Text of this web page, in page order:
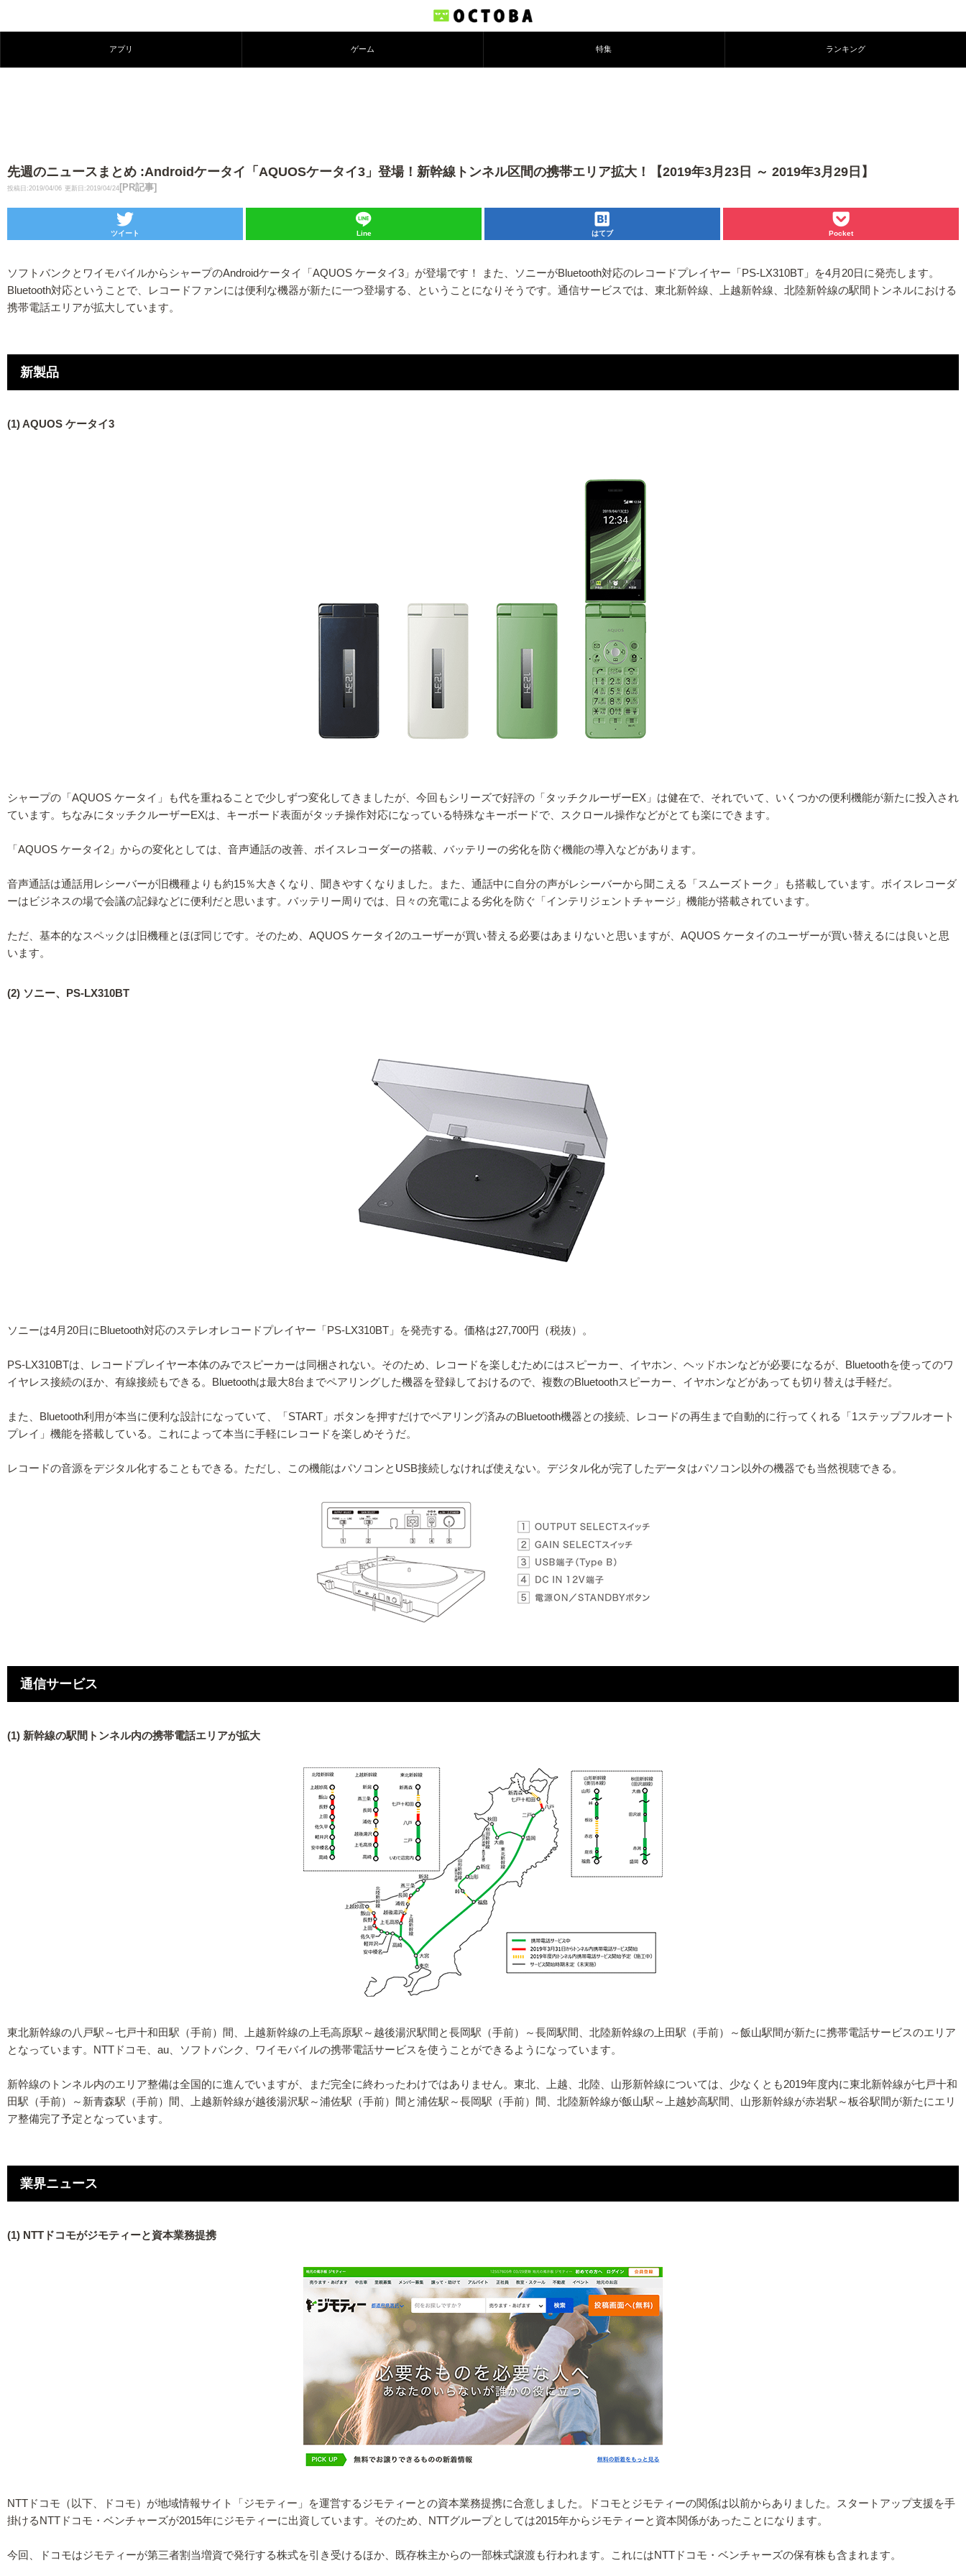
アプリ ゲーム 特集 ランキング
先週のニュースまとめ :Androidケータイ「AQUOSケータイ3」登場！新幹線トンネル区間の携帯エリア拡大！【2019年3月23日 ～ 2019年3月29日】
投稿日:2019/04/06 更新日:2019/04/24 [PR記事]
ツイート Line はてブ Pocket
ソフトバンクとワイモバイルからシャープのAndroidケータイ「AQUOS ケータイ3」が登場です！ また、ソニーがBluetooth対応のレコードプレイヤー「PS-LX310BT」を4月20日に発売します。
Bluetooth対応ということで、レコードファンには便利な機器が新たに一つ登場する、ということになりそうです。通信サービスでは、東北新幹線、上越新幹線、北陸新幹線の駅間トンネルにおける
携帯電話エリアが拡大しています。
新製品
(1) AQUOS ケータイ3
シャープの「AQUOS ケータイ」も代を重ねることで少しずつ変化してきましたが、今回もシリーズで好評の「タッチクルーザーEX」は健在で、それでいて、いくつかの便利機能が新たに投入され
ています。ちなみにタッチクルーザーEXは、キーボード表面がタッチ操作対応になっている特殊なキーボードで、スクロール操作などがとても楽にできます。
「AQUOS ケータイ2」からの変化としては、音声通話の改善、ボイスレコーダーの搭載、バッテリーの劣化を防ぐ機能の導入などがあります。
音声通話は通話用レシーバーが旧機種よりも約15％大きくなり、聞きやすくなりました。また、通話中に自分の声がレシーバーから聞こえる「スムーズトーク」も搭載しています。ボイスレコーダ
ーはビジネスの場で会議の記録などに便利だと思います。バッテリー周りでは、日々の充電による劣化を防ぐ「インテリジェントチャージ」機能が搭載されています。
ただ、基本的なスペックは旧機種とほぼ同じです。そのため、AQUOS ケータイ2のユーザーが買い替える必要はあまりないと思いますが、AQUOS ケータイのユーザーが買い替えるには良いと思
います。
(2) ソニー、PS-LX310BT
ソニーは4月20日にBluetooth対応のステレオレコードプレイヤー「PS-LX310BT」を発売する。価格は27,700円（税抜）。
PS-LX310BTは、レコードプレイヤー本体のみでスピーカーは同梱されない。そのため、レコードを楽しむためにはスピーカー、イヤホン、ヘッドホンなどが必要になるが、Bluetoothを使ってのワ
イヤレス接続のほか、有線接続もできる。Bluetoothは最大8台までペアリングした機器を登録しておけるので、複数のBluetoothスピーカー、イヤホンなどがあっても切り替えは手軽だ。
また、Bluetooth利用が本当に便利な設計になっていて、「START」ボタンを押すだけでペアリング済みのBluetooth機器との接続、レコードの再生まで自動的に行ってくれる「1ステップフルオート
プレイ」機能を搭載している。これによって本当に手軽にレコードを楽しめそうだ。
レコードの音源をデジタル化することもできる。ただし、この機能はパソコンとUSB接続しなければ使えない。デジタル化が完了したデータはパソコン以外の機器でも当然視聴できる。
通信サービス
(1) 新幹線の駅間トンネル内の携帯電話エリアが拡大
東北新幹線の八戸駅～七戸十和田駅（手前）間、上越新幹線の上毛高原駅～越後湯沢駅間と長岡駅（手前）～長岡駅間、北陸新幹線の上田駅（手前）～飯山駅間が新たに携帯電話サービスのエリア
となっています。NTTドコモ、au、ソフトバンク、ワイモバイルの携帯電話サービスを使うことができるようになっています。
新幹線のトンネル内のエリア整備は全国的に進んでいますが、まだ完全に終わったわけではありません。東北、上越、北陸、山形新幹線については、少なくとも2019年度内に東北新幹線が七戸十和
田駅（手前）～新青森駅（手前）間、上越新幹線が越後湯沢駅～浦佐駅（手前）間と浦佐駅～長岡駅（手前）間、北陸新幹線が飯山駅～上越妙高駅間、山形新幹線が赤岩駅～板谷駅間が新たにエリ
ア整備完了予定となっています。
業界ニュース
(1) NTTドコモがジモティーと資本業務提携
NTTドコモ（以下、ドコモ）が地域情報サイト「ジモティー」を運営するジモティーとの資本業務提携に合意しました。ドコモとジモティーの関係は以前からありました。スタートアップ支援を手
掛けるNTTドコモ・ベンチャーズが2015年にジモティーに出資しています。そのため、NTTグループとしては2015年からジモティーと資本関係があったことになります。
今回、ドコモはジモティーが第三者割当増資で発行する株式を引き受けるほか、既存株主からの一部株式譲渡も行われます。これにはNTTドコモ・ベンチャーズの保有株も含まれます。